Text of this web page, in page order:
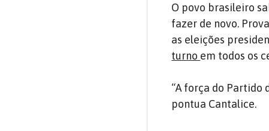
O povo brasileiro
fazer de novo.
as eleições
turno em todos os
“A força do Partido
pontua Cantalice.